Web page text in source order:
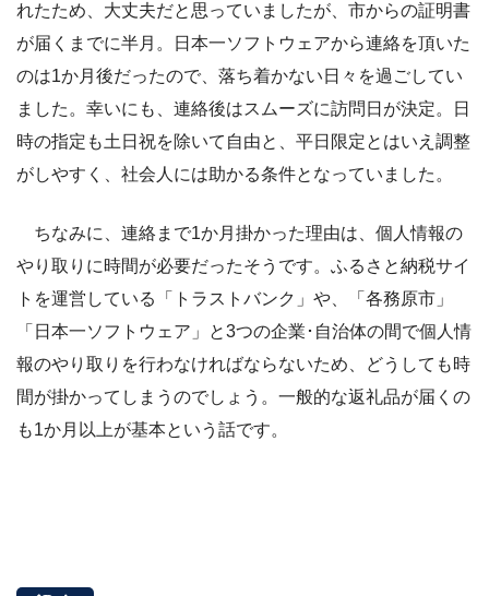
れたため、大丈夫だと思っていましたが、市からの証明書
が届くまでに半月。日本一ソフトウェアから連絡を頂いた
のは1か月後だったので、落ち着かない日々を過ごしてい
ました。幸いにも、連絡後はスムーズに訪問日が決定。日
時の指定も土日祝を除いて自由と、平日限定とはいえ調整
がしやすく、社会人には助かる条件となっていました。
ちなみに、連絡まで1か月掛かった理由は、個人情報の
やり取りに時間が必要だったそうです。ふるさと納税サイ
トを運営している「トラストバンク」や、「各務原市」
「日本一ソフトウェア」と3つの企業･自治体の間で個人情
報のやり取りを行わなければならないため、どうしても時
間が掛かってしまうのでしょう。一般的な返礼品が届くの
も1か月以上が基本という話です。